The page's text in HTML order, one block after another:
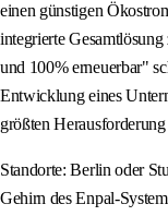
einen günstigen
integrierte
und 100% erneuerbar"
Entwicklung eines
größten
Standorte: Berlin oder
Gehirn des Enpal-